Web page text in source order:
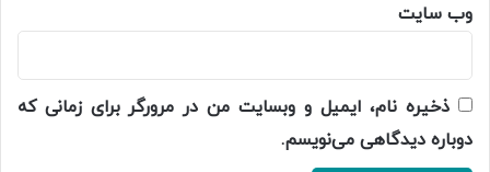
وب‌ سایت
ذخیره نام، ایمیل و وبسایت من در مرورگر برای زمانی که
دوباره دیدگاهی می‌نویسم.